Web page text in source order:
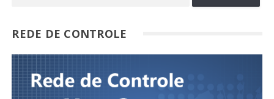
REDE DE CONTROLE